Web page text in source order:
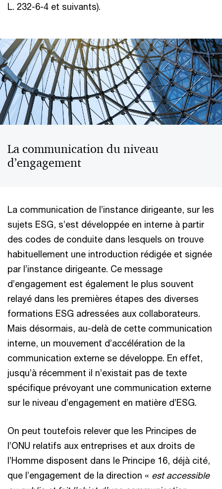
L. 232-6-4 et suivants).
La communication du niveau
d’engagement
La communication de l’instance dirigeante, sur les
sujets ESG, s’est développée en interne à partir
des codes de conduite dans lesquels on trouve
habituellement une introduction rédigée et signée
par l’instance dirigeante. Ce message
d’engagement est également le plus souvent
relayé dans les premières étapes des diverses
formations ESG adressées aux collaborateurs.
Mais désormais, au-delà de cette communication
interne, un mouvement d’accélération de la
communication externe se développe. En effet,
jusqu’à récemment il n’existait pas de texte
spécifique prévoyant une communication externe
sur le niveau d’engagement en matière d’ESG.
On peut toutefois relever que les Principes de
l’ONU relatifs aux entreprises et aux droits de
l’Homme disposent dans le Principe 16, déjà cité,
que l’engagement de la direction « est accessible